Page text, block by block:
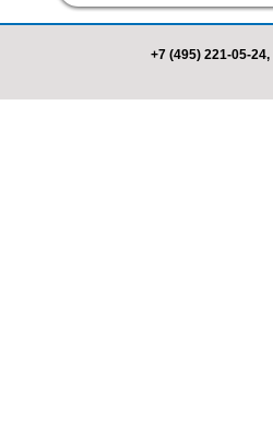
+7 (495) 221-05-24,